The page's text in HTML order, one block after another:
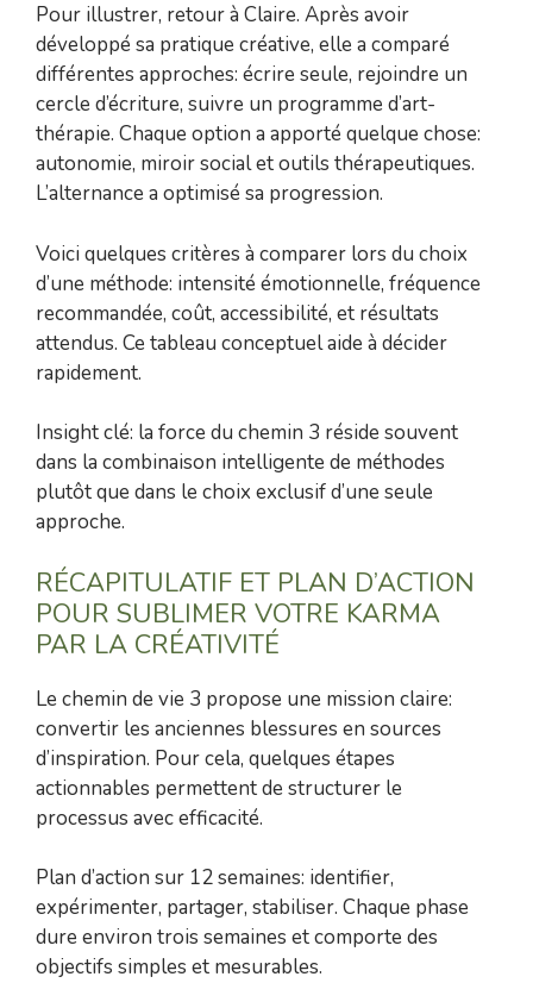
Pour illustrer, retour à Claire. Après avoir
développé sa pratique créative, elle a comparé
différentes approches: écrire seule, rejoindre un
cercle d’écriture, suivre un programme d’art-
thérapie. Chaque option a apporté quelque chose:
autonomie, miroir social et outils thérapeutiques.
L’alternance a optimisé sa progression.
Voici quelques critères à comparer lors du choix
d’une méthode: intensité émotionnelle, fréquence
recommandée, coût, accessibilité, et résultats
attendus. Ce tableau conceptuel aide à décider
rapidement.
Insight clé: la force du chemin 3 réside souvent
dans la combinaison intelligente de méthodes
plutôt que dans le choix exclusif d’une seule
approche.
RÉCAPITULATIF ET PLAN D’ACTION
POUR SUBLIMER VOTRE KARMA
PAR LA CRÉATIVITÉ
Le chemin de vie 3 propose une mission claire:
convertir les anciennes blessures en sources
d’inspiration. Pour cela, quelques étapes
actionnables permettent de structurer le
processus avec efficacité.
Plan d’action sur 12 semaines: identifier,
expérimenter, partager, stabiliser. Chaque phase
dure environ trois semaines et comporte des
objectifs simples et mesurables.